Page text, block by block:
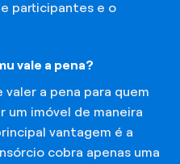
participantes e o
vale a pena?
a pena para quem
um imóvel de maneira
vantagem é a
cobra apenas uma